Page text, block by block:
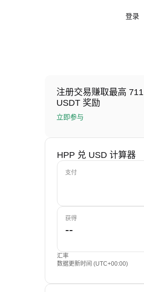
登录
注册交易赚取最高 711
USDT 奖励
立即参与
HPP 兑 USD 计算器
支付
获得
汇率
数据更新时间 (UTC+00:00)